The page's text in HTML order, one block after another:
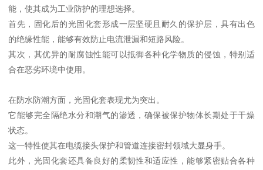
能，使其成为工业防护的理想选择。
首先，固化后的光固化套形成一层坚硬且耐久的保护层，具有出色
的绝缘性能，能够有效防止电流泄漏和短路风险。
其次，其优异的耐腐蚀性能可以抵御各种化学物质的侵蚀，特别适
合在恶劣环境中使用。
在防水防潮方面，光固化套表现尤为突出。
它能够完全隔绝水分和潮气的渗透，确保被保护物体长期处于干燥
状态。
这一特性使其在电缆接头保护和管道连接密封领域大显身手。
此外，光固化套还具备良好的柔韧性和适应性，能够紧密贴合各种